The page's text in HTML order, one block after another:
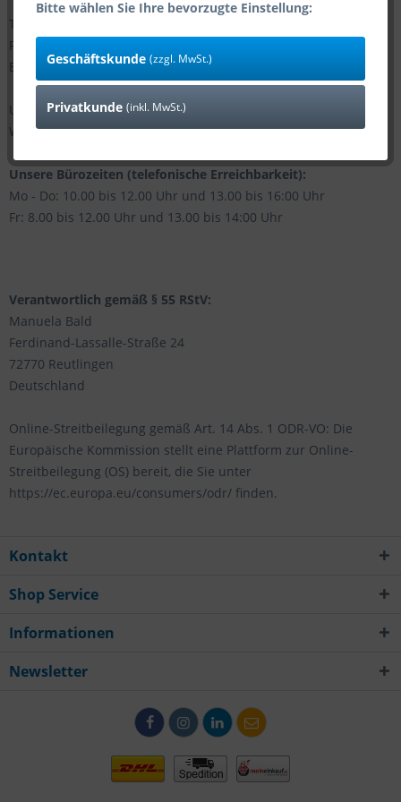
Telefonnummer: 07121/147790-0
Faxnummer: 07121/147790-9
E-Mail-Adresse: info (at) bald-ohg.de
USt-IDNr: DE 279499230
WEEE-Reg.-Nr. DE 64393985
Unsere Bürozeiten (telefonische Erreichbarkeit):
Mo - Do: 10.00 bis 12.00 Uhr und 13.00 bis 16:00 Uhr
Fr: 8.00 bis 12.00 Uhr und 13.00 bis 14:00 Uhr
Verantwortlich gemäß § 55 RStV:
Manuela Bald
Ferdinand-Lassalle-Straße 24
72770 Reutlingen
Deutschland
Online-Streitbeilegung gemäß Art. 14 Abs. 1 ODR-VO: Die
Europäische Kommission stellt eine Plattform zur Online-
Streitbeilegung (OS) bereit, die Sie unter
https://ec.europa.eu/consumers/odr/ finden.
Kontakt
Shop Service
Informationen
Newsletter
Bitte wählen Sie Ihre bevorzugte Einstellung:
Geschäftskunde (zzgl. MwSt.)
Privatkunde (inkl. MwSt.)